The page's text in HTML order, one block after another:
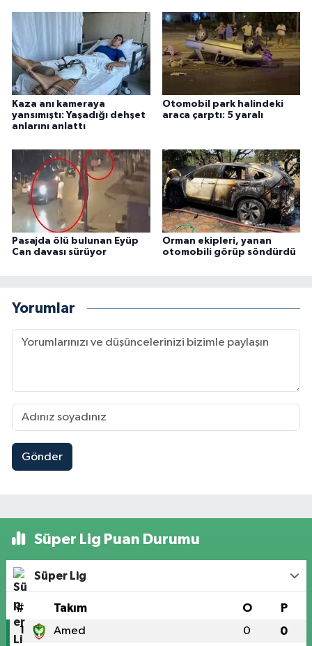
Kaza anı kameraya
yansımıştı: Yaşadığı dehşet
anlarını anlattı
Otomobil park halindeki
araca çarptı: 5 yaralı
Pasajda ölü bulunan Eyüp
Can davası sürüyor
Orman ekipleri, yanan
otomobili görüp söndürdü
Yorumlar
Gönder
Süper Lig Puan Durumu
Süper Lig
# Takım O P
1 Amed 0 0